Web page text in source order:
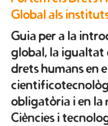
Global als
Guia per a la
global, la igualtat
drets humans en
obligatòria i en
Ciències i